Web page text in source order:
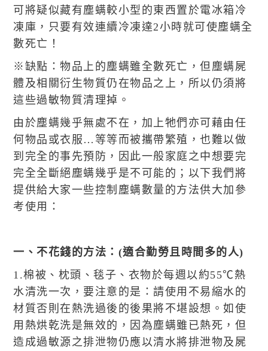
可將疑似藏有塵螨較小型的東西置於電冰箱冷
凍庫，只要有效連續冷凍達2小時就可使塵螨全
數死亡！
※缺點：物品上的塵螨雖全數死亡，但塵螨屍
體及相關衍生物質仍在物品之上，所以仍須將
這些過敏物質清理掉。
由於塵螨幾乎無處不在，加上牠們亦可藉由任
何物品或衣服…等等而被攜帶繁殖，也難以做
到完全的事先預防，因此一般家庭之中想要完
完全全斷絕塵螨幾乎是不可能的；以下我們將
提供給大家一些控制塵螨數量的方法供大加參
考使用：
一、不花錢的方法：(適合勤勞且時間多的人)
1.棉被、枕頭、毯子、衣物於每週以約55℃熱
水清洗一次，要注意的是：請使用不易縮水的
材質否則在熱洗過後的後果將不堪設想。如使
用熱烘乾洗是無效的，因為塵螨雖已熱死，但
造成過敏源之排泄物仍應以清水將排泄物及屍